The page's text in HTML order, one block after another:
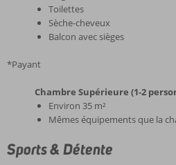
Toilettes
Sèche-cheveux
Balcon avec sièges
*Payant
Chambre Supérieure (1-2
Environ 35 m²
Mêmes équipements que la
Sports & Détente